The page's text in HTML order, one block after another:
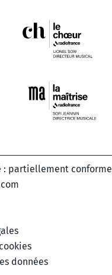
: partiellement conforme
données